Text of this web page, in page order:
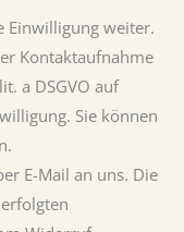
Einwilligung weiter.
Kontaktaufnahme
a DSGVO auf
Sie können
E-Mail an uns. Die